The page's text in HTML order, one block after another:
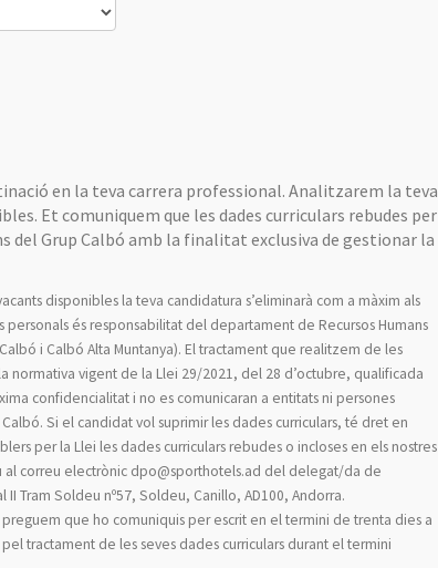
en la teva carrera professional. Analitzarem la teva
Et comuniquem que les dades curriculars rebudes per
del Grup Calbó amb la finalitat exclusiva de gestionar la
disponibles la teva candidatura s’eliminarà com a màxim als
és responsabilitat del departament de Recursos Humans
i Calbó Alta Muntanya). El tractament que realitzem de les
normativa vigent de la Llei 29/2021, del 28 d’octubre, qualificada
confidencialitat i no es comunicaran a entitats ni persones
Si el candidat vol suprimir les dades curriculars, té dret en
per la Llei les dades curriculars rebudes o incloses en els nostres
al correu electrònic dpo@sporthotels.ad del delegat/da de
Tram Soldeu nº57, Soldeu, Canillo, AD100, Andorra.
que ho comuniquis per escrit en el termini de trenta dies a
tractament de les seves dades curriculars durant el termini